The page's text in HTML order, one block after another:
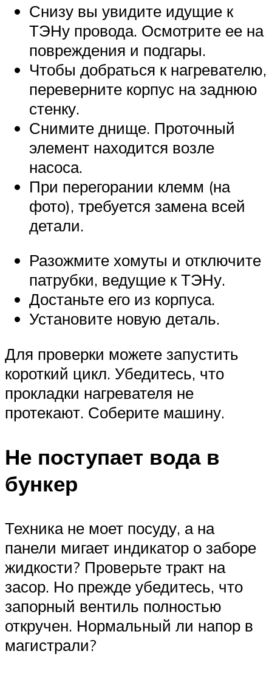
Снизу вы увидите идущие к
ТЭНу провода. Осмотрите ее на
повреждения и подгары.
Чтобы добраться к нагревателю,
переверните корпус на заднюю
стенку.
Снимите днище. Проточный
элемент находится возле
насоса.
При перегорании клемм (на
фото), требуется замена всей
детали.
Разожмите хомуты и отключите
патрубки, ведущие к ТЭНу.
Достаньте его из корпуса.
Установите новую деталь.
Для проверки можете запустить
короткий цикл. Убедитесь, что
прокладки нагревателя не
протекают. Соберите машину.
Не поступает вода в
бункер
Техника не моет посуду, а на
панели мигает индикатор о заборе
жидкости? Проверьте тракт на
засор. Но прежде убедитесь, что
запорный вентиль полностью
откручен. Нормальный ли напор в
магистрали?